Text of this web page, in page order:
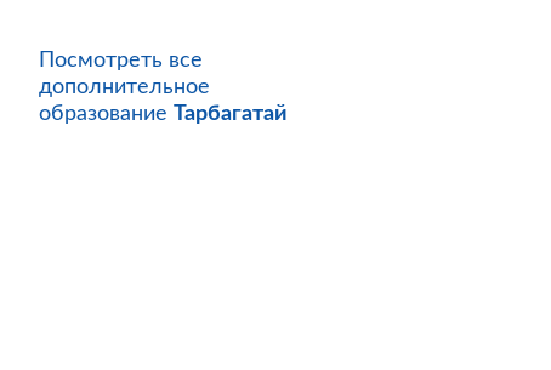
Посмотреть все
дополнительное
образование Тарбагатай